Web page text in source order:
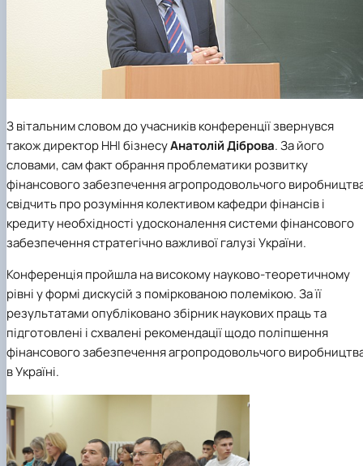
З вітальним словом до учасників конференції звернувся
також директор ННІ бізнесуАнатолій Діброва. За його
словами, сам факт обрання проблематики розвитку
фінансового забезпечення агропродовольчого
свідчить про розуміння колективом кафедри фінансів і
кредиту необхідності удосконалення системи фінансового
забезпечення стратегічно важливої галузі України.
Конференція пройшла на високому науково-теоретичному
рівні у формі дискусій з поміркованою полемікою. За її
результатами опубліковано збірник наукових праць та
підготовлені і схвалені рекомендації щодо поліпшення
фінансового забезпечення агропродовольчого
в Україні.